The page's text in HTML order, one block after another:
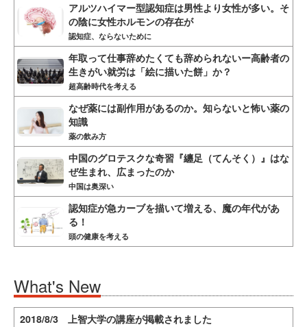
アルツハイマー型認知症は男性より女性が多い。そ
の陰に女性ホルモンの存在が
認知症、ならないために
年取って仕事辞めたくても辞められないー高齢者の
生きがい就労は「絵に描いた餅」か？
超高齢時代を考える
なぜ薬には副作用があるのか。知らないと怖い薬の
知識
薬の飲み方
中国のグロテスクな奇習『纏足（てんそく）』はな
ぜ生まれ、広まったのか
中国は奥深い
認知症が急カーブを描いて増える、魔の年代があ
る！
頭の健康を考える
What's New
2018/8/3 上智大学の講座が掲載されました